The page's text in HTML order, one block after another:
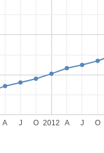
2012
A J O A J O